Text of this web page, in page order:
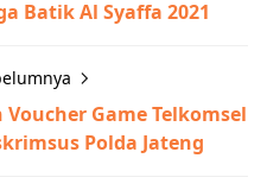
Batik Al Syaffa 2021
Game Telkomsel
Polda Jateng